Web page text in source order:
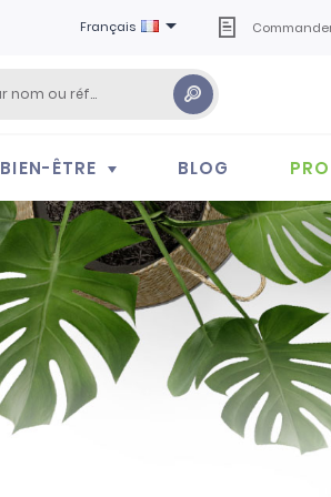
Français 
BIEN-ÊTRE BLOG